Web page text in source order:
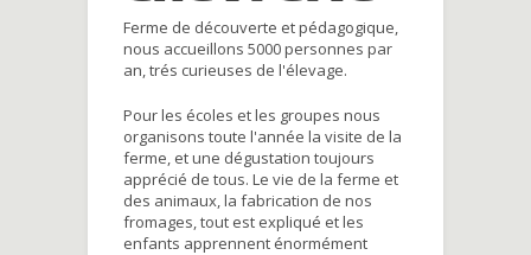
Ferme de découverte et pédagogique,
nous accueillons 5000 personnes par
an, trés curieuses de l'élevage.
Pour les écoles et les groupes nous
organisons toute l'année la visite de la
ferme, et une dégustation toujours
apprécié de tous. Le vie de la ferme et
des animaux, la fabrication de nos
fromages, tout est expliqué et les
enfants apprennent énormément